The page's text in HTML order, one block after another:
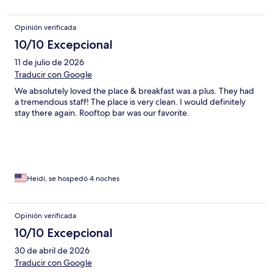
Opinión verificada
10/10 Excepcional
11 de julio de 2026
Traducir con Google
We absolutely loved the place & breakfast was a plus. They had
a tremendous staff! The place is very clean. I would definitely
stay there again. Rooftop bar was our favorite.
Heidi, se hospedó 4 noches
Opinión verificada
10/10 Excepcional
30 de abril de 2026
Traducir con Google